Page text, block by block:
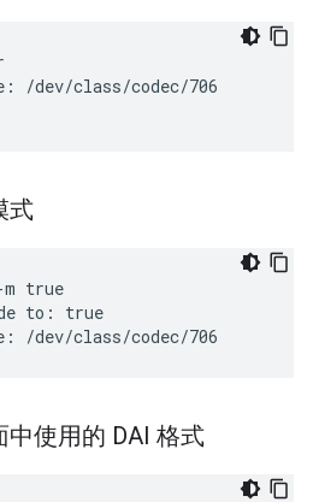
/dev/class/codec/706
式
true
to: true
使用的 DAI 格式